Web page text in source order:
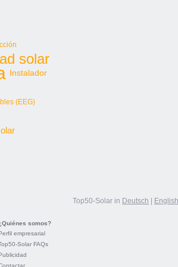
solar
Instalador
(EEG)
Top50-Solar in Deutsch English
somos?
empresarial
Solar FAQs